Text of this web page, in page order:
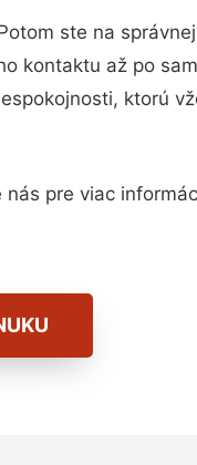
ste na
kontaktu až po
ktorú
pre viac